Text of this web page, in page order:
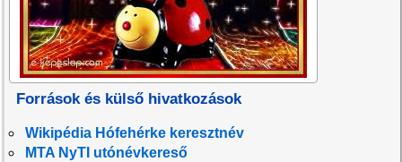
Források és külső hivatkozások
Wikipédia Hófehérke keresztnév
MTA NyTI utónévkereső